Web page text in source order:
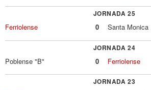
JORNADA 25
Ferriolense 0 Santa Monica
JORNADA 24
Poblense "B" 0 Ferriolense
JORNADA 23